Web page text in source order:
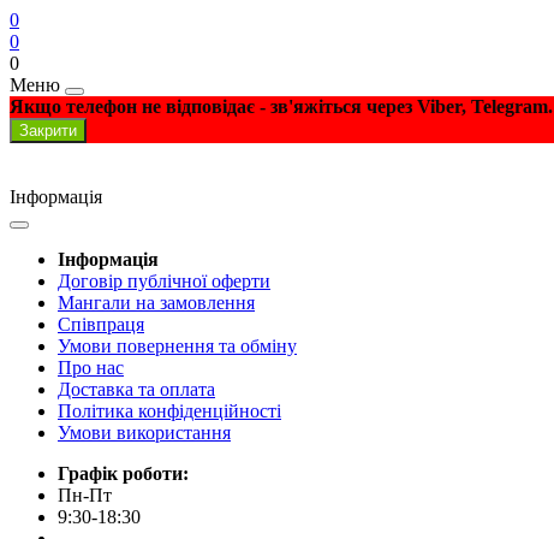
0
0
0
Меню
Якщо телефон не відповідає - зв'яжіться через Viber, Telegram.
Закрити
Інформація
Інформація
Договір публічної оферти
Мангали на замовлення
Співпраця
Умови повернення та обміну
Про нас
Доставка та оплата
Політика конфіденційності
Умови використання
Графік роботи:
Пн-Пт
9:30-18:30